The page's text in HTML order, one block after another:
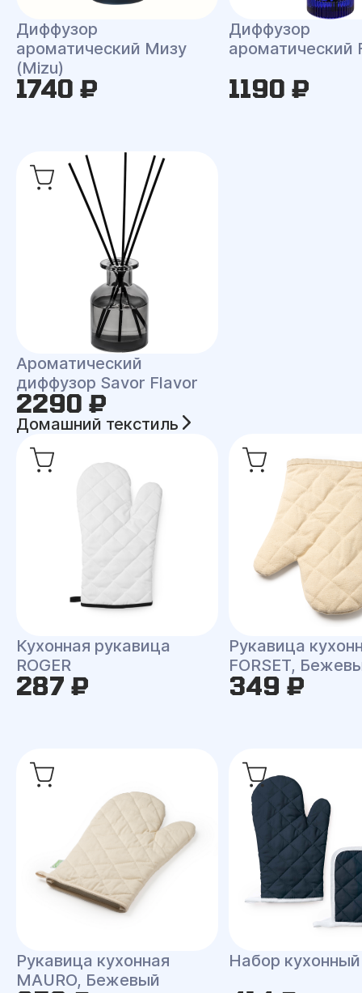
Диффузор
ароматический Мизу
(Mizu)
1740 ₽
Диффузор
ароматический
1190 ₽
Ароматический
диффузор Savor Flavor
2290 ₽
Домашний текстиль
Кухонная рукавица
ROGER
287 ₽
Рукавица
FORSET,
349 ₽
Рукавица кухонная
MAURO, Бежевый
Набор кухонный